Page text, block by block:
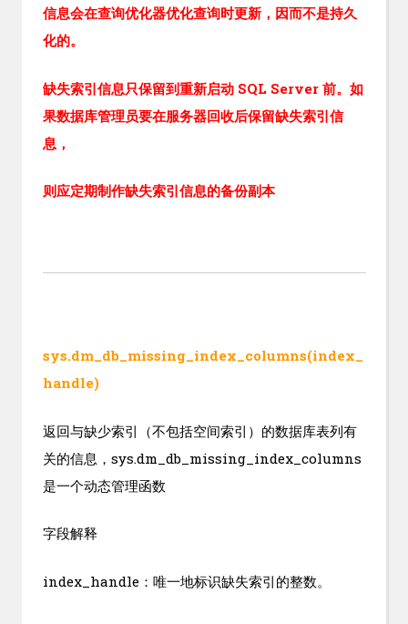
信息会在查询优化器优化查询时更新，因而不是持久
化的。
缺失索引信息只保留到重新启动 SQL Server 前。如
果数据库管理员要在服务器回收后保留缺失索引信
息，
则应定期制作缺失索引信息的备份副本
sys.dm_db_missing_index_columns(index_
handle)
返回与缺少索引（不包括空间索引）的数据库表列有
关的信息，sys.dm_db_missing_index_columns
是一个动态管理函数
字段解释
index_handle：唯一地标识缺失索引的整数。